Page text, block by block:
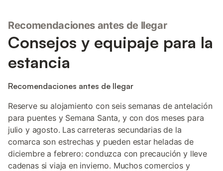
Recomendaciones antes de llegar
Consejos y equipaje para la
estancia
Recomendaciones antes de llegar
Reserve su alojamiento con seis semanas de antelación
para puentes y Semana Santa, y con dos meses para
julio y agosto. Las carreteras secundarias de la
comarca son estrechas y pueden estar heladas de
diciembre a febrero: conduzca con precaución y lleve
cadenas si viaja en invierno. Muchos comercios y